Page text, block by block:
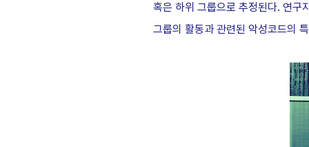
혹은 하위 그룹으로 추정된다. 연
그룹의 활동과 관련된 악성코드의